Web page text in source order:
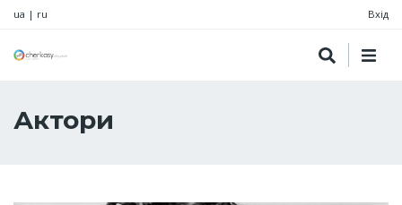
ua | ru Вхід
Актори